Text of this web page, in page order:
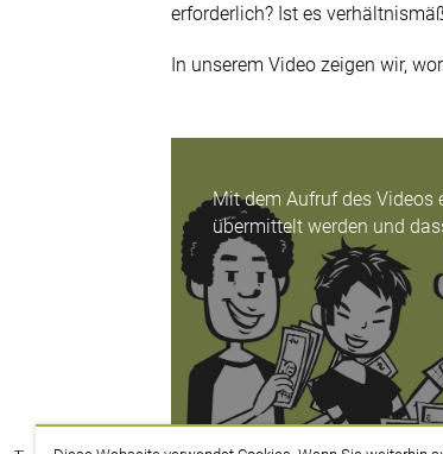
E-Mail senden
Newsletter
erforderlich? Ist es
In unserem Video zeigen wir,
Mit dem Aufruf des Videos
übermittelt werden und